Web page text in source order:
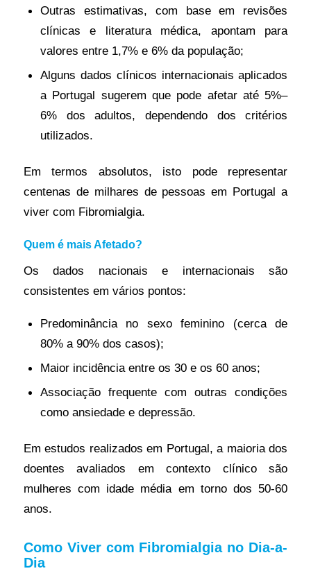
Outras estimativas, com base em revisões
clínicas e literatura médica, apontam para
valores entre 1,7% e 6% da população;
Alguns dados clínicos internacionais aplicados
a Portugal sugerem que pode afetar até 5%–
6% dos adultos, dependendo dos critérios
utilizados.
Em termos absolutos, isto pode representar
centenas de milhares de pessoas em Portugal a
viver com Fibromialgia.
Quem é mais Afetado?
Os dados nacionais e internacionais são
consistentes em vários pontos:
Predominância no sexo feminino (cerca de
80% a 90% dos casos);
Maior incidência entre os 30 e os 60 anos;
Associação frequente com outras condições
como ansiedade e depressão.
Em estudos realizados em Portugal, a maioria dos
doentes avaliados em contexto clínico são
mulheres com idade média em torno dos 50-60
anos.
Como Viver com Fibromialgia no Dia-a-
Dia